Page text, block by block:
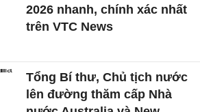
2026 nhanh, chính xác nhất
trên VTC News
Tổng Bí thư, Chủ tịch nước
lên đường thăm cấp Nhà